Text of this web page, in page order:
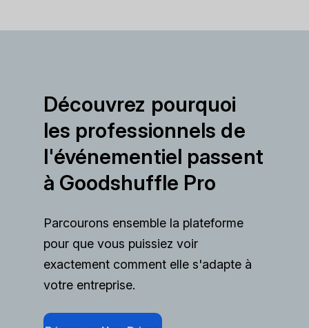
Découvrez pourquoi
les professionnels de
l'événementiel passent
à Goodshuffle Pro
Parcourons ensemble la plateforme
pour que vous puissiez voir
exactement comment elle s'adapte à
votre entreprise.